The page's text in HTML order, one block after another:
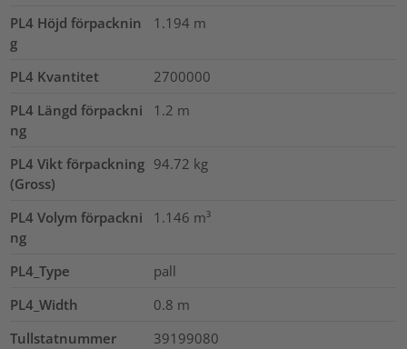
PL4 Höjd förpacknin
g
1.194 m
PL4 Kvantitet
2700000
PL4 Längd förpackni
ng
1.2 m
PL4 Vikt förpackning
(Gross)
94.72 kg
PL4 Volym förpackni
ng
1.146 m³
PL4_Type
pall
PL4_Width
0.8 m
Tullstatnummer
39199080